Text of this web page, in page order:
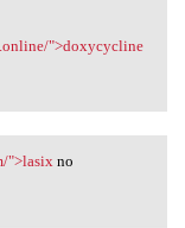
">doxycycline
">lasixno